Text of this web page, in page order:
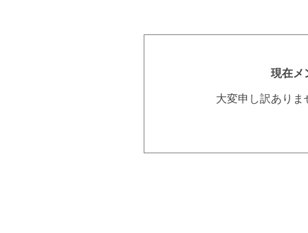
現在メ
大変申し訳あり